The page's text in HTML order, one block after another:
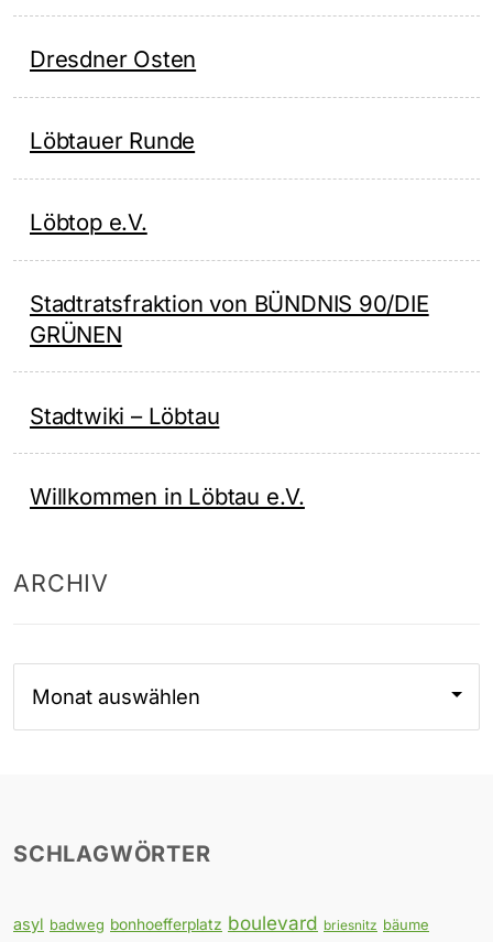
Dresdner Osten
Löbtauer Runde
Löbtop e.V.
Stadtratsfraktion von BÜNDNIS 90/DIE
GRÜNEN
Stadtwiki – Löbtau
Willkommen in Löbtau e.V.
ARCHIV
SCHLAGWÖRTER
asyl badweg bonhoefferplatz boulevard briesnitz bäume